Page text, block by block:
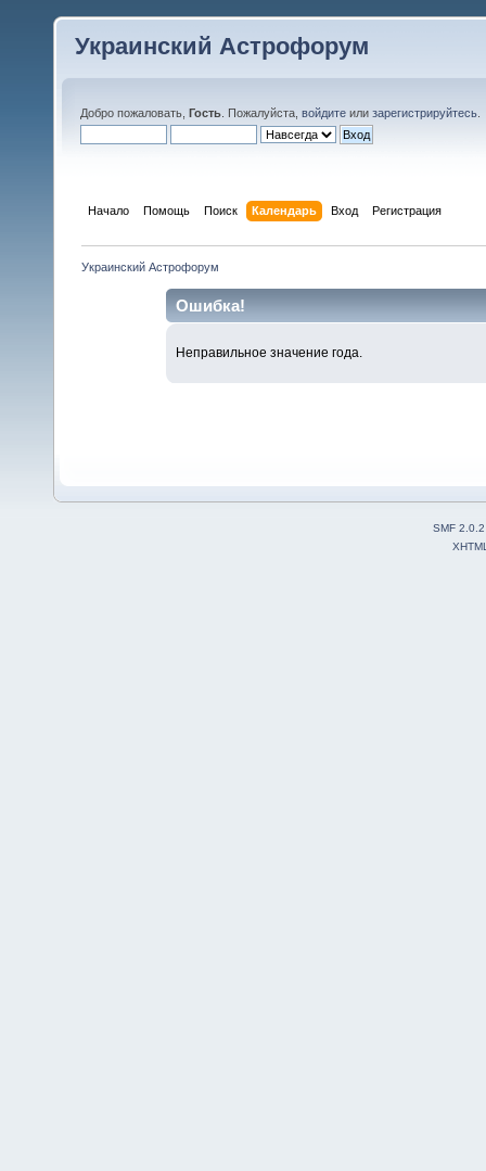
Украинский Астрофорум
Добро пожаловать, Гость . Пожалуйста, войдите или зарегистрируйтесь
Начало Помощь Поиск Календарь Вход Регистрация
Украинский Астрофорум
Ошибка!
Неправильное значение года.
SMF 2.0.2